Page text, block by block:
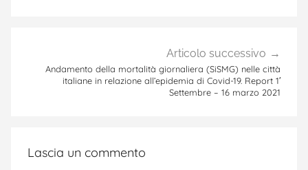
e
Articolo successivo
Andamento della mortalità giornaliera (SiSMG) nelle città
italiane in relazione all’epidemia di Covid-19. Report 1′
Settembre – 16 marzo 2021
Lascia un commento